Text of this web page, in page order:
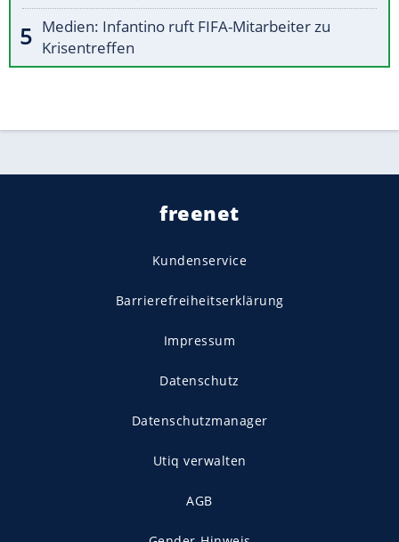
Medien: Infantino ruft FIFA-Mitarbeiter zu
Krisentreffen
freenet
Kundenservice
Barrierefreiheitserklärung
Impressum
Datenschutz
Datenschutzmanager
Utiq verwalten
AGB